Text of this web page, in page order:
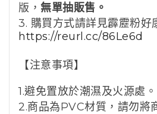
版， 無單抽販售。
3. 購買方式請詳見霹靂粉好
https://reurl.cc/86Le6d
【注意事項】
1.避免置放於潮濕及火源處。
2.商品為PVC材質，請勿將